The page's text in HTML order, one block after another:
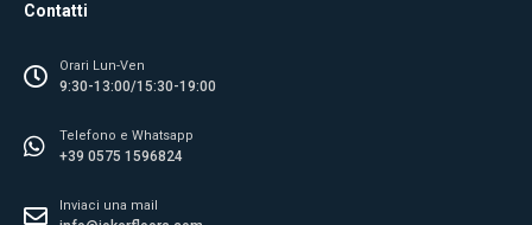
Contatti
Orari Lun-Ven
9:30-13:00/15:30-19:00
Telefono e Whatsapp
+39 0575 1596824
Inviaci una mail